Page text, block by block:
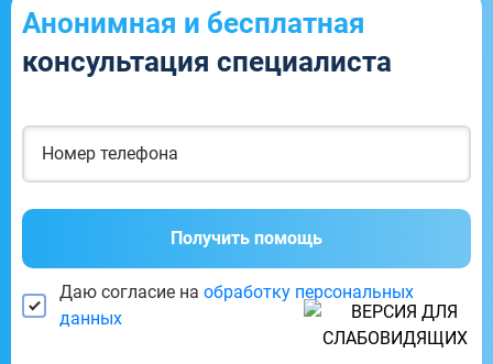
Анонимная и бесплатная
консультация специалиста
Получить помощь
Даю согласие на обработку персональных
данных